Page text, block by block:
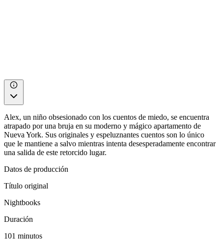
Alex, un niño obsesionado con los cuentos de miedo, se encuentra
atrapado por una bruja en su moderno y mágico apartamento de
Nueva York. Sus originales y espeluznantes cuentos son lo único
que le mantiene a salvo mientras intenta desesperadamente encontrar
una salida de este retorcido lugar.
Datos de producción
Título original
Nightbooks
Duración
101 minutos